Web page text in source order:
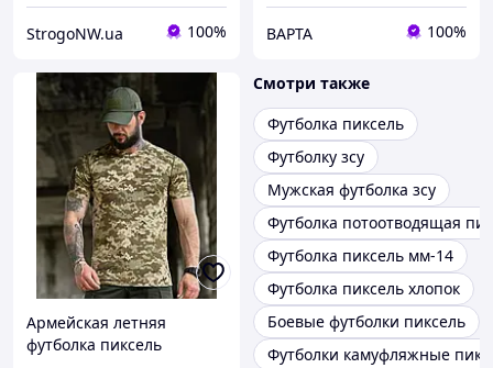
StrogoNW.ua 100% ВАРТА 100%
Армейская летняя
футболка пиксель
Смотри также
Футболка пиксель
Футболку зсу
Мужская футболка зсу
Футболка потоотводящая
Футболка пиксель мм-14
Футболка пиксель хлопок
Боевые футболки пиксель
Футболки камуфляжные